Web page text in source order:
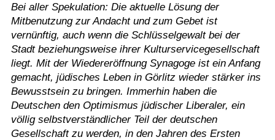
Bei aller Spekulation: Die aktuelle Lösung der
Mitbenutzung zur Andacht und zum Gebet ist
vernünftig, auch wenn die Schlüsselgewalt bei der
Stadt beziehungsweise ihrer Kulturservicegesellschaft
liegt. Mit der Wiedereröffnung Synagoge ist ein Anfang
gemacht, jüdisches Leben in Görlitz wieder stärker ins
Bewusstsein zu bringen. Immerhin haben die
Deutschen den Optimismus jüdischer Liberaler, ein
völlig selbstverständlicher Teil der deutschen
Gesellschaft zu werden, in den Jahren des Ersten